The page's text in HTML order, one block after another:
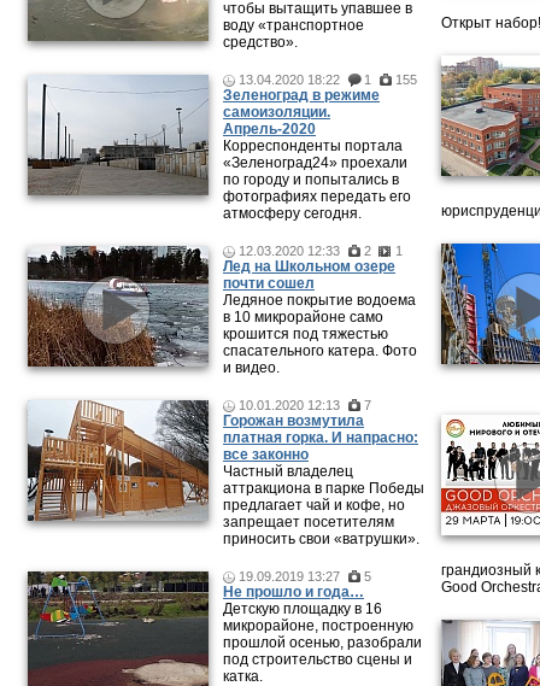
чтобы вытащить упавшее в
воду «транспортное
средство».
13.04.2020 18:22 1 155
Зеленоград в режиме
самоизоляции.
Апрель-2020
Корреспонденты портала
«Зеленоград24» проехали
по городу и попытались в
фотографиях передать его
атмосферу сегодня.
12.03.2020 12:33 2 1
Лед на Школьном озере
почти сошел
Ледяное покрытие водоема
в 10 микрорайоне само
крошится под тяжестью
спасательного катера. Фото
и видео.
10.01.2020 12:13 7
Горожан возмутила
платная горка. И напрасно:
все законно
Частный владелец
аттракциона в парке Победы
предлагает чай и кофе, но
запрещает посетителям
приносить свои «ватрушки».
19.09.2019 13:27 5
Не прошло и года…
Детскую площадку в 16
микрорайоне, построенную
прошлой осенью, разобрали
под строительство сцены и
катка.
Открыт набор!
грандиозный
Good